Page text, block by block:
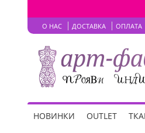
О НАС ДОСТАВКА ОПЛАТА
НОВИНКИ OUTLET